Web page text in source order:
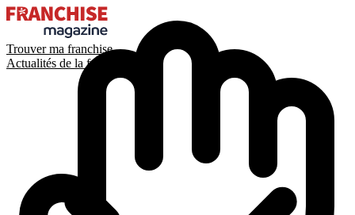
Trouver ma franchise
Actualités de la franchise